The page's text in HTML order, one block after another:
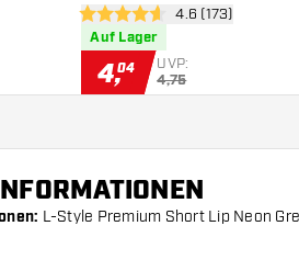
öffnen
4.6 Bewertungssterne
4.6 (173)
Auf Lager
4,04 UVP:
4,75
L-Style Premium Short Lip Neon